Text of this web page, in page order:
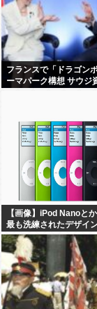
フランスで「ドラゴン
ーマパーク構想 サウジ
【画像】iPod Nanoと
最も洗練されたデザイ
レイヤーについて